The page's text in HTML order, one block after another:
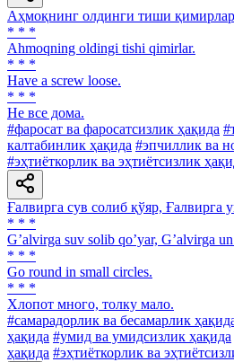
Аҳмоқнинг олдинги тиши
* * *
Ahmoqning oldingi tishi qimirlar.
* * *
Have a screw loose.
* * *
He все дома.
#фаросат ва фаросатсизлик ҳақида
калтабинлик ҳақида #эпчиллик ва
#эҳтиёткорлик ва эҳтиётсизлик
Ғалвирга сув солиб қўяр, Ғалвирга
* * *
Gʼalvirga suv solib qoʼyar, Gʼalvirga
* * *
Go round in small circles.
* * *
Хлопот много, толку мало.
#самарадорлик ва бесамарлик
ҳақида #умид ва умидсизлик ҳақида
ҳақида #эҳтиёткорлик ва